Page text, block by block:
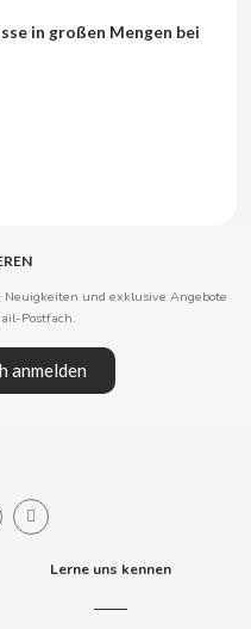
in großen Mengen bei
und exklusive Angebote
Postfach.
anmelden
Lerne uns kennen